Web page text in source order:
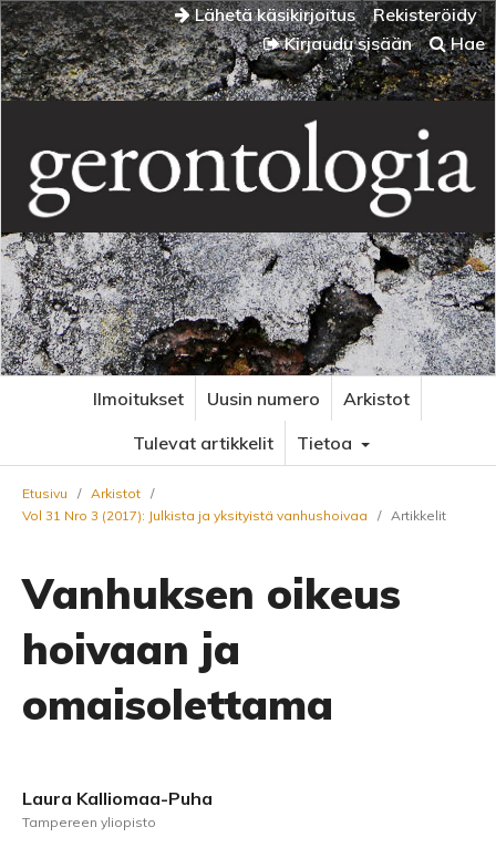
Lähetä käsikirjoitus
Rekisteröidy
Kirjaudu sisään
Hae
Ilmoitukset Uusin numero
Arkistot
Tulevat artikkelit
Tietoa
Etusivu / Arkistot /
Vol 31 Nro 3 (2017): Julkista ja yksityistä vanhushoivaa
/ Artikkelit
Vanhuksen oikeus
hoivaan ja
omaisolettama
Laura Kalliomaa-Puha
Tampereen yliopisto